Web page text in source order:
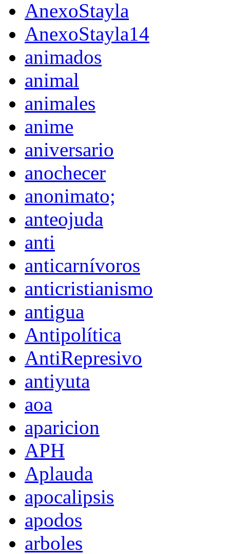
AnexoStayla
AnexoStayla14
animados
animal
animales
anime
aniversario
anochecer
anonimato;
anteojuda
anti
anticarnívoros
anticristianismo
antigua
Antipolítica
AntiRepresivo
antiyuta
aoa
aparicion
APH
Aplauda
apocalipsis
apodos
arboles